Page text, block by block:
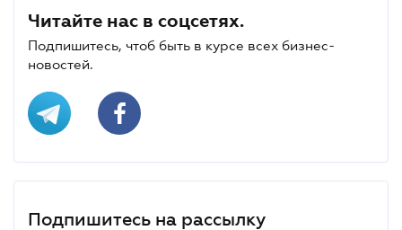
Читайте нас в соцсетях.
Подпишитесь, чтоб быть в курсе всех бизнес-
новостей.
Подпишитесь на рассылку